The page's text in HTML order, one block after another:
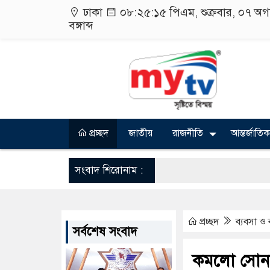
ঢাকা ০৮:২৫:১৫ পিএম, শুক্রবার, ০৭
বঙ্গাব্দ
প্রচ্ছদ জাতীয় রাজনীতি আন্তর্জাতিক
সংবাদ শিরোনাম :
প্রচ্ছদ ব্যবসা ও
কমলো
সর্বশেষ সংবাদ